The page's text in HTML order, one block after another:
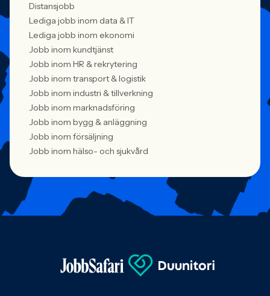
Distansjobb
Lediga jobb inom data & IT
Lediga jobb inom ekonomi
Jobb inom kundtjänst
Jobb inom HR & rekrytering
Jobb inom transport & logistik
Jobb inom industri & tillverkning
Jobb inom marknadsföring
Jobb inom bygg & anläggning
Jobb inom försäljning
Jobb inom hälso- och sjukvård